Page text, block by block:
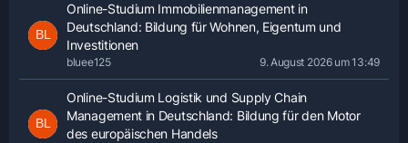
Online-Studium Immobilienmanagement in
Deutschland: Bildung für Wohnen, Eigentum und
Investitionen
bluee125 9. August 2026 um 13:49
Online-Studium Logistik und Supply Chain
Management in Deutschland: Bildung für den Motor
des europäischen Handels